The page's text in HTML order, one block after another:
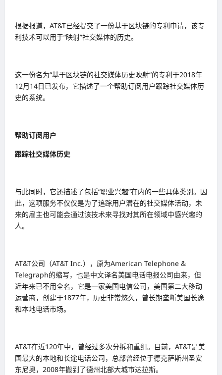
根据报道，AT&T已经提交了一份基于区块链的专利申请，该专
利技术可以用于“映射”社交媒体的历史。
这一份名为“基于区块链的社交媒体历史映射“的专利于2018年
12月14日已发布，它描述了一个帮助订阅用户跟踪社交媒体历
史的系统。
帮助订阅用户
跟踪社交媒体历史
与此同时，它还描述了包括“职业兴趣”在内的一些具体类别。因
此，这项服务不仅仅是为了追踪用户潜在的社交媒体活动，未
来的雇主也可能会通过该技术来寻找对其所在领域中感兴趣的
人。
AT&T公司（AT&T Inc.），原为American Telephone &
Telegraph的缩写，也是中文译名美国电话电报公司由来，但
近年来已不用全名，它是一家美国电信公司，美国第二大移动
运营商，创建于1877年，历史非常悠久，曾长期垄断美国长途
和本地电话市场。
AT&T在近120年中，曾经过多次分拆和重组。目前，AT&T是美
国最大的本地和长途电话公司，总部曾经位于德克萨斯州圣安
东尼奥，2008年搬到了德州北部大城市达拉斯。